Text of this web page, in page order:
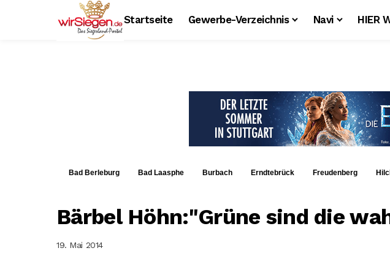
Startseite Gewerbe-Verzeichnis Navi HIER
Bad Berleburg Bad Laasphe Burbach Erndtebrück Freudenberg
Bärbel Höhn:"Grüne sind die
19. Mai 2014